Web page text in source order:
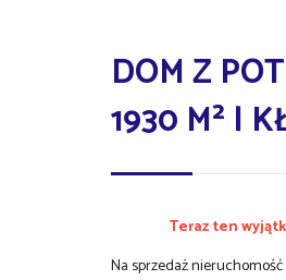
DOM Z
1930 M² |
Teraz ten
Na sprzedaż